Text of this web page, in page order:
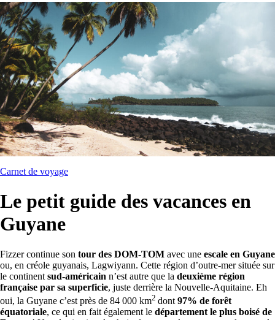
Carnet de voyage
Le petit guide des vacances en
Guyane
Fizzer continue son tour des DOM-TOM avec une escale en Guyane
ou, en créole guyanais, Lagwiyann. Cette région d’outre-mer située sur
le continent sud-américain n’est autre que la deuxième région
française par sa superficie, juste derrière la Nouvelle-Aquitaine. Eh
oui, la Guyane c’est près de 84 000 km2 dont 97% de forêt
équatoriale, ce qui en fait également le département le plus boisé de